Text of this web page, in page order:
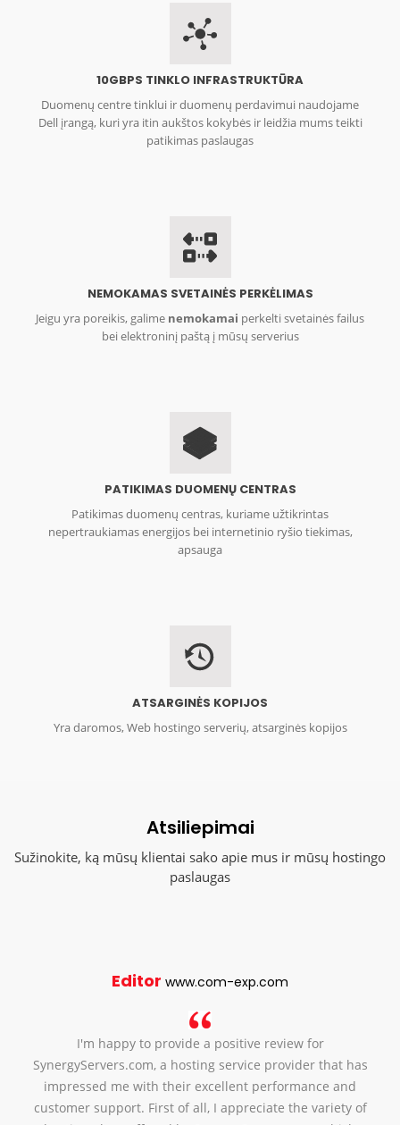
10GBPS TINKLO INFRASTRUKTŪRA
Duomenų centre tinklui ir duomenų perdavimui naudojame
Dell įrangą, kuri yra itin aukštos kokybės ir leidžia mums teikti
patikimas paslaugas
NEMOKAMAS SVETAINĖS PERKĖLIMAS
Jeigu yra poreikis, galime nemokamai perkelti svetainės failus
bei elektroninį paštą į mūsų serverius
PATIKIMAS DUOMENŲ CENTRAS
Patikimas duomenų centras, kuriame užtikrintas
nepertraukiamas energijos bei internetinio ryšio tiekimas,
apsauga
ATSARGINĖS KOPIJOS
Yra daromos, Web hostingo serverių, atsarginės kopijos
Atsiliepimai
Sužinokite, ką mūsų klientai sako apie mus ir mūsų hostingo
paslaugas
Dermot Murphywww.pmr.ie
Having availed of the services of Synergy Servers Ltd to
streamline and re-structure our web hosting and domain
registry along with solving some other outstanding IT
issues I can honestly say we found them to be very